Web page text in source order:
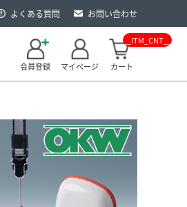
よくある質問 お問い合わせ
会員登録 マイページ カート
__ITM_CNT__